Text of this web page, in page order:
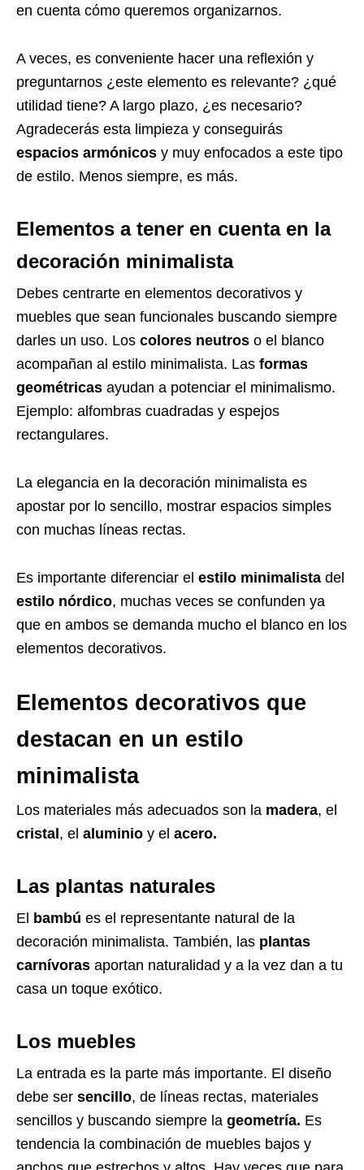
en cuenta cómo queremos organizarnos.
A veces, es conveniente hacer una reflexión y
preguntarnos ¿este elemento es relevante? ¿qué
utilidad tiene? A largo plazo, ¿es necesario?
Agradecerás esta limpieza y conseguirás
espacios armónicos y muy enfocados a este tipo
de estilo. Menos siempre, es más.
Elementos a tener en cuenta en la
decoración minimalista
Debes centrarte en elementos decorativos y
muebles que sean funcionales buscando siempre
darles un uso. Los colores neutros o el blanco
acompañan al estilo minimalista. Las formas
geométricas ayudan a potenciar el minimalismo.
Ejemplo: alfombras cuadradas y espejos
rectangulares.
La elegancia en la decoración minimalista es
apostar por lo sencillo, mostrar espacios simples
con muchas líneas rectas.
Es importante diferenciar el estilo minimalista del
estilo nórdico, muchas veces se confunden ya
que en ambos se demanda mucho el blanco en los
elementos decorativos.
Elementos decorativos que
destacan en un estilo
minimalista
Los materiales más adecuados son la madera, el
cristal, el aluminio y el acero.
Las plantas naturales
El bambú es el representante natural de la
decoración minimalista. También, las plantas
carnívoras aportan naturalidad y a la vez dan a tu
casa un toque exótico.
Los muebles
La entrada es la parte más importante. El diseño
debe ser sencillo, de líneas rectas, materiales
sencillos y buscando siempre la geometría. Es
tendencia la combinación de muebles bajos y